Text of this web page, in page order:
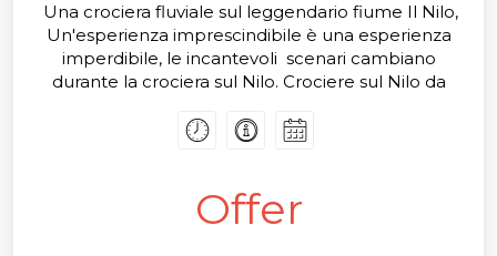
Una crociera fluviale sul leggendario fiume Il Nilo,
Un'esperienza imprescindibile è una esperienza
imperdibile, le incantevoli scenari cambiano
durante la crociera sul Nilo. Crociere sul Nilo da
Alto Egitto, possiamo sicuramente annoverare il
Nilo da Luxor ad Assuan - 5 giorni / 4 notti,
Arricchisci la tua vacanza in Egitto con una lussuosa
Offer